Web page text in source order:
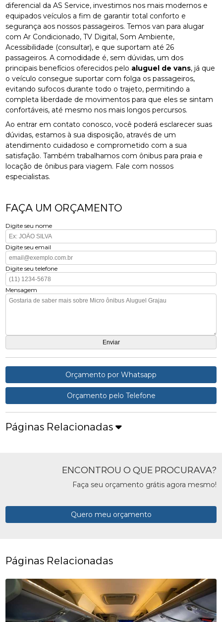
diferencial da AS Service, investimos nos mais modernos e
equipados veículos a fim de garantir total conforto e
segurança aos nossos passageiros. Temos van para alugar
com Ar Condicionado, TV Digital, Som Ambiente,
Acessibilidade (consultar), e que suportam até 26
passageiros. A comodidade é, sem dúvidas, um dos
principais benefícios oferecidos pelo aluguel de vans, já que
o veículo consegue suportar com folga os passageiros,
evitando sufocos durante todo o trajeto, permitindo a
completa liberdade de movimentos para que eles se sintam
confortáveis, até mesmo nos mais longos percursos.
Ao entrar em contato conosco, você poderá esclarecer suas
dúvidas, estamos à sua disposição, através de um
atendimento cuidadoso e comprometido com a sua
satisfação. Também trabalhamos com ônibus para praia e
locação de ônibus para viagem. Fale com nossos
especialistas.
FAÇA UM ORÇAMENTO
Digite seu nome
Digite seu email
Digite seu telefone
Mensagem
Orçamento por Whatsapp
Orçamento pelo Telefone
Páginas Relacionadas
ENCONTROU O QUE PROCURAVA?
Faça seu orçamento grátis agora mesmo!
Quero meu orçamento
Páginas Relacionadas